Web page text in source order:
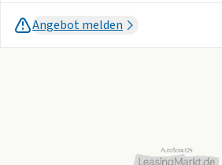
Watt Gesamtleistung, 12-Kanal-
- Panorama-Ausstell-/Schiebedach
Angebot melden